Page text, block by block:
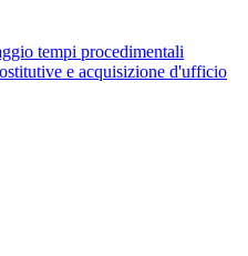
tempi procedimentali
e acquisizione d'ufficio